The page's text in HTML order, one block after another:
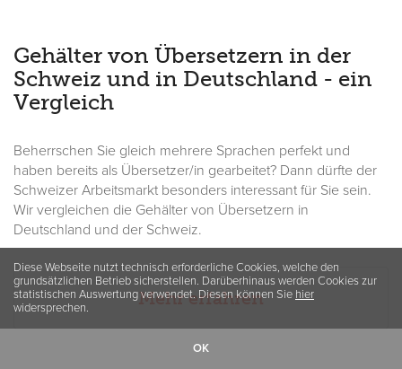
Gehälter von Übersetzern in der
Schweiz und in Deutschland - ein
Vergleich
Beherrschen Sie gleich mehrere Sprachen perfekt und
haben bereits als Übersetzer/in gearbeitet? Dann dürfte der
Schweizer Arbeitsmarkt besonders interessant für Sie sein.
Wir vergleichen die Gehälter von Übersetzern in
Deutschland und der Schweiz.
Mehr erfahren
Diese Webseite nutzt technisch erforderliche Cookies, welche den
grundsätzlichen Betrieb sicherstellen. Darüberhinaus werden Cookies zur
statistischen Auswertung verwendet. Diesen können Sie hier
widersprechen.
OK